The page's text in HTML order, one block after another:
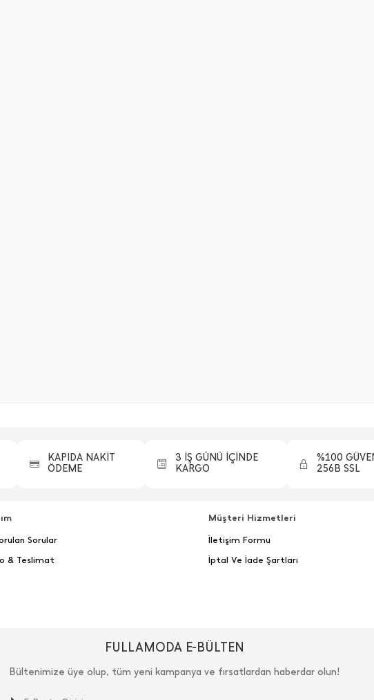
KAPIDA NAKİT
ÖDEME
3 İŞ GÜNÜ İÇİNDE
KARGO
%100
256B SSL
Sorular
& Teslimat
Müşteri Hizmetleri
İletişim Formu
İptal Ve İade Şartları
FULLAMODA E-BÜLTEN
Bültenimize üye olup, tüm yeni kampanya ve fırsatlardan haberdar olun!